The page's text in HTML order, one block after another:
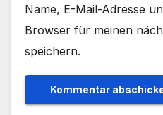
Name, E-Mail-Adresse
Browser für meinen
speichern.